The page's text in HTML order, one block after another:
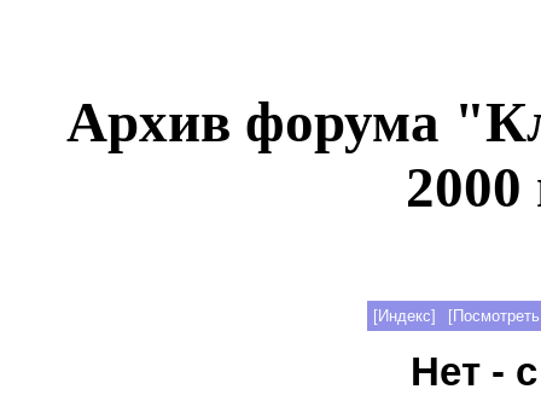
Архив форума
2000
[Индекс]
Нет -